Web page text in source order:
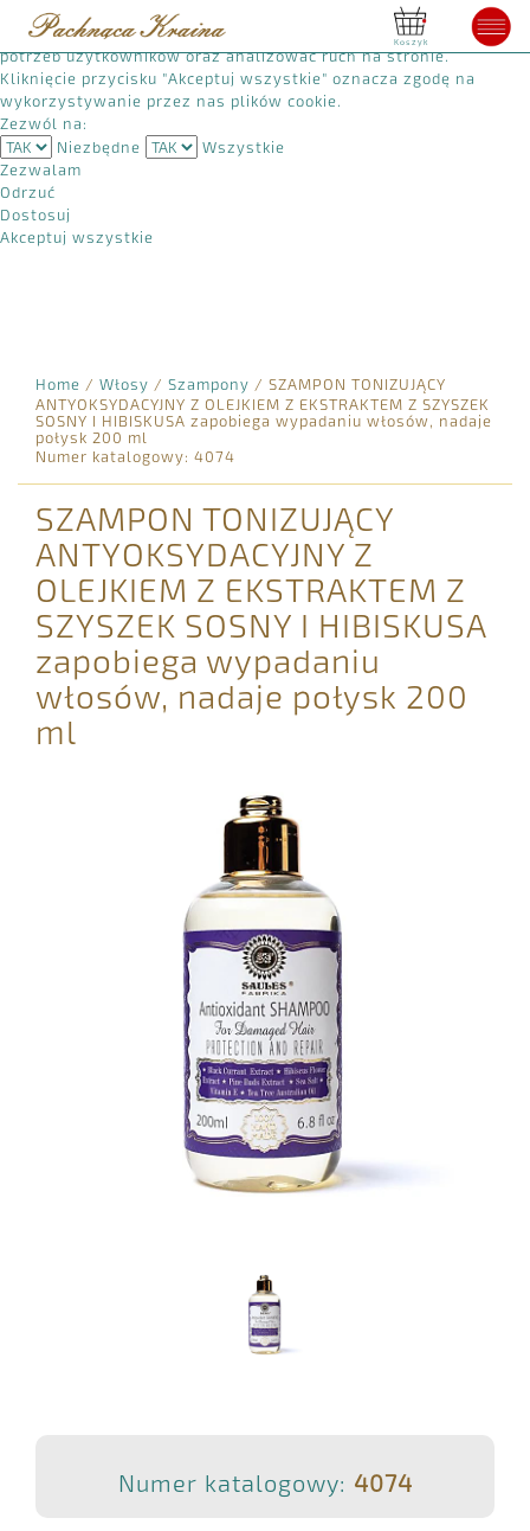
Używamy plików cookie, aby poprawić jakość przeglądania,
wyświetlać reklamy lub treści dostosowane do indywidualnych
potrzeb użytkowników oraz analizować ruch na stronie.
Kliknięcie przycisku "Akceptuj wszystkie" oznacza zgodę na
wykorzystywanie przez nas plików cookie.
Zezwól na:
Niezbędne
Wszystkie
Zezwalam
Odrzuć
Dostosuj
Akceptuj wszystkie
Koszyk
Home / Włosy / Szampony / SZAMPON TONIZUJĄCY
ANTYOKSYDACYJNY Z OLEJKIEM Z EKSTRAKTEM Z SZYSZEK
SOSNY I HIBISKUSA zapobiega wypadaniu włosów, nadaje
połysk 200 ml
Numer katalogowy: 4074
SZAMPON TONIZUJĄCY
ANTYOKSYDACYJNY Z
OLEJKIEM Z EKSTRAKTEM Z
SZYSZEK SOSNY I HIBISKUSA
zapobiega wypadaniu
włosów, nadaje połysk 200
ml
Numer katalogowy: 4074